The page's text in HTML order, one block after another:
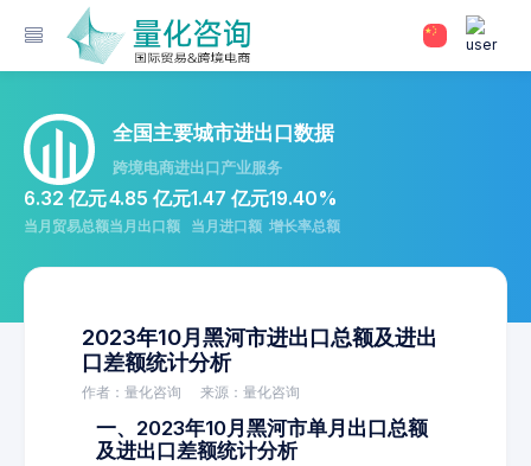
全国主要城市进出口数据
跨境电商进出口产业服务
6.32 亿元
当月贸易总额
4.85 亿元
当月出口额
1.47 亿元
当月进口额
19.40%
增长率总额
2023年10月黑河市进出口总额及进出
口差额统计分析
作者：量化咨询 来源：量化咨询
一、2023年10月黑河市单月出口总额
及进出口差额统计分析